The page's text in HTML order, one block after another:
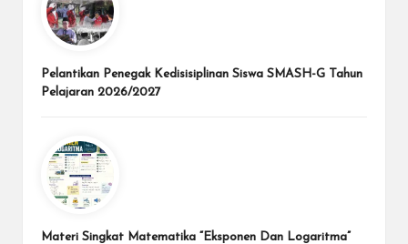
Pelantikan Penegak Kedisisiplinan Siswa SMASH-G Tahun
Pelajaran 2026/2027
Materi Singkat Matematika “Eksponen Dan Logaritma”